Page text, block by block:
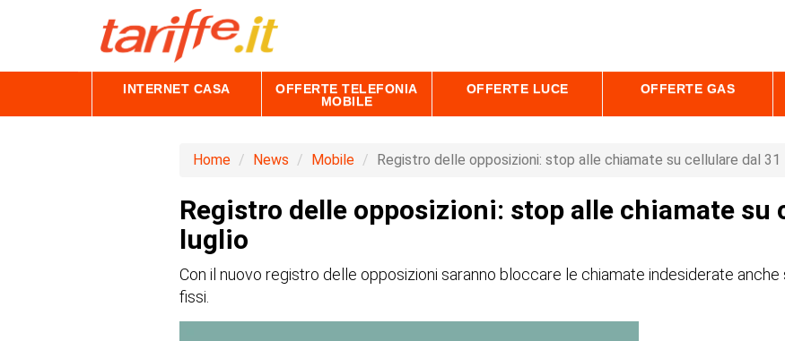
INTERNET CASA
OFFERTE TELEFONIA
MOBILE
OFFERTE LUCE OFFERTE GAS
Home News Mobile Registro delle opposizioni: stop alle chiamate su cellulare dal 31
Registro delle opposizioni: stop alle chiamate su
luglio
Con il nuovo registro delle opposizioni saranno bloccare le chiamate indesiderate
fissi.